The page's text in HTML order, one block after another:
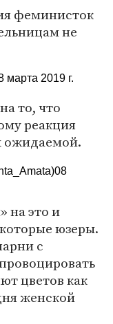
феминисток
не
марта 2019 г.
то, что
реакция
ожидаемой.
08
на это и
юзеры.
с
цветов как
женской